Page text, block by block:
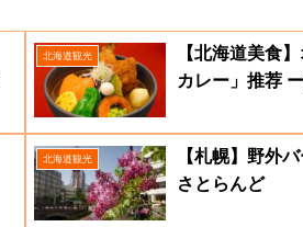
北海道観光
【北海道美食
カレー」推荐
北海道観光
【札幌】野外
さとらんど